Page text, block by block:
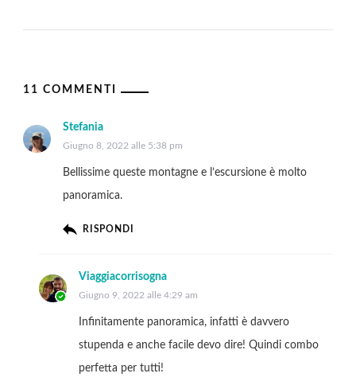
11 COMMENTI
Stefania
Giugno 8, 2022 alle 5:38 pm
Bellissime queste montagne e l’escursione è molto
panoramica.
RISPONDI
Viaggiacorrisogna
Giugno 9, 2022 alle 4:29 am
Infinitamente panoramica, infatti è davvero
stupenda e anche facile devo dire! Quindi combo
perfetta per tutti!